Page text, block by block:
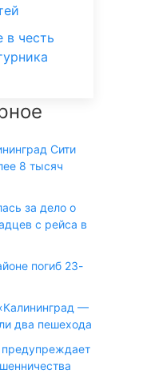
в честь
Сити
8 тысяч
за дело о
с рейса в
погиб 23-
—
два пешехода
предупреждает